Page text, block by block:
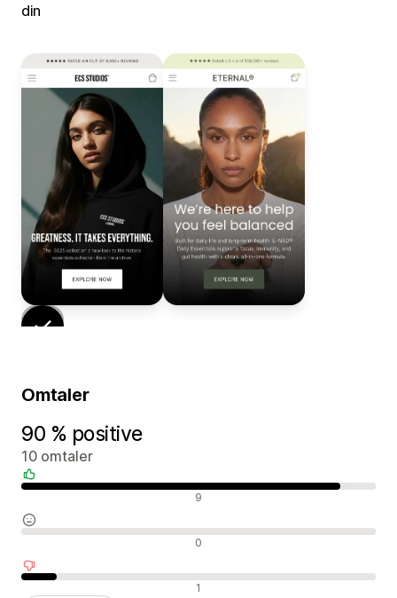
din
Omtaler
90 % positive
10 omtaler
9
0
1